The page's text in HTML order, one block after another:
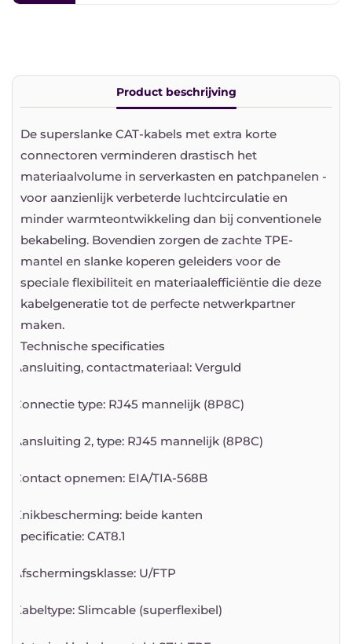
Product beschrijving
De superslanke CAT-kabels met extra korte
connectoren verminderen drastisch het
materiaalvolume in serverkasten en patchpanelen -
voor aanzienlijk verbeterde luchtcirculatie en
minder warmteontwikkeling dan bij conventionele
bekabeling. Bovendien zorgen de zachte TPE-
mantel en slanke koperen geleiders voor de
speciale flexibiliteit en materiaalefficiëntie die deze
kabelgeneratie tot de perfecte netwerkpartner
maken.
Technische specificaties
Aansluiting, contactmateriaal: Verguld
Connectie type: RJ45 mannelijk (8P8C)
Aansluiting 2, type: RJ45 mannelijk (8P8C)
Contact opnemen: EIA/TIA-568B
Knikbescherming: beide kanten
Specificatie: CAT8.1
Afschermingsklasse: U/FTP
Kabeltype: Slimcable (superflexibel)